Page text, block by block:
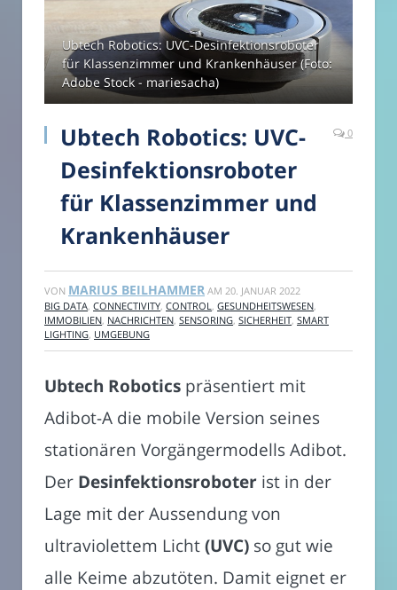
Ubtech Robotics: UVC-Desinfektionsroboter
für Klassenzimmer und Krankenhäuser (Foto:
Adobe Stock - mariesacha)
Ubtech Robotics: UVC-
Desinfektionsroboter
für Klassenzimmer und
Krankenhäuser
0
VON MARIUS BEILHAMMER AM 20. JANUAR 2022
BIG DATA CONNECTIVITY CONTROL GESUNDHEITSWESEN
IMMOBILIEN NACHRICHTEN SENSORING SICHERHEIT SMART
LIGHTING UMGEBUNG
Ubtech Robotics präsentiert mit
Adibot-A die mobile Version seines
stationären Vorgängermodells Adibot.
Der Desinfektionsroboter ist in der
Lage mit der Aussendung von
ultraviolettem Licht(UVC) so gut wie
alle Keime abzutöten. Damit eignet er